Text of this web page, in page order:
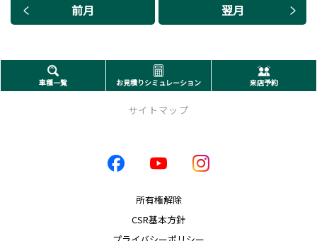
前月 翌月
車種一覧 お見積りシミュレーション 来店予約
サイトマップ
所有権解除
CSR基本方針